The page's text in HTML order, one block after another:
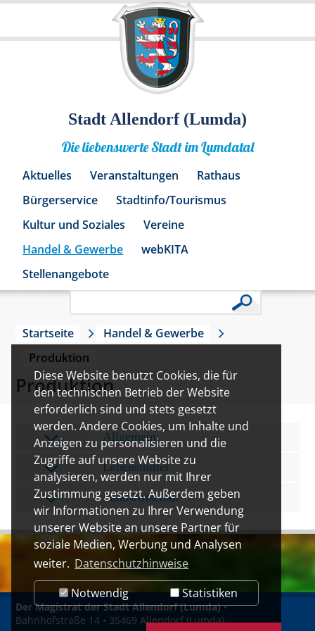
Diese Website benutzt Cookies, die für
den technischen Betrieb der Website
erforderlich sind und stets gesetzt
werden. Andere Cookies, um Inhalte und
Anzeigen zu personalisieren und die
Zugriffe auf unsere Website zu
analysieren, werden nur mit Ihrer
Zustimmung gesetzt. Außerdem geben
wir Informationen zu Ihrer Verwendung
unserer Website an unsere Partner für
soziale Medien, Werbung und Analysen
weiter. Datenschutzhinweise
Notwendig
Statistiken
Stadt Allendorf (Lumda)
Die liebenswerte Stadt im Lumdatal
Aktuelles Veranstaltungen
Rathaus
Bürgerservice
Stadtinfo/Tourismus
Kultur und Soziales
Vereine
Handel & Gewerbe
webKITA
Stellenangebote
Startseite
Handel & Gewerbe
Produktion
Produktion
Allgemein
Lebensmittel
Landwirtschaft
Der Magistrat der Stadt Allendorf (Lumda)•
Bahnhofstraße 14 • 35469 Allendorf (Lumda)